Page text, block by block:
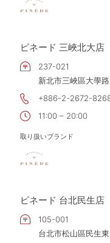
ピネード 三峽北大店
237-021
新北市三峽區大學
+886-2-2672-
11:00 – 20:00
取り扱いブランド
ピネード 台北民生店
105-001
台北市松山區民生